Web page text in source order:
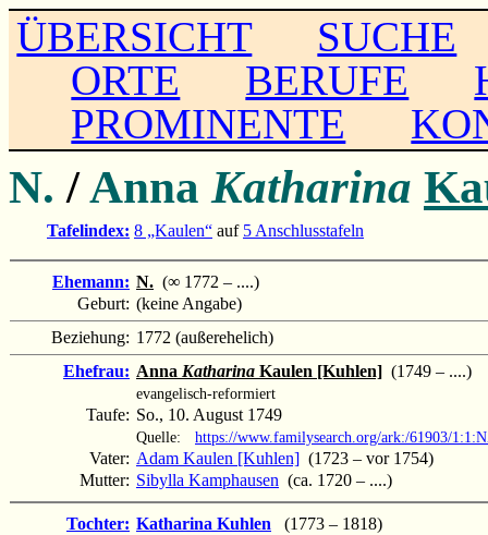
ÜBERSICHT
SUCHE
ORTE
BERUFE
PROMINENTE
N. /Anna Katharina
Tafelindex: 8 „Kaulen“ auf 5 Anschlusstafeln
Ehemann: N. (∞ 1772 – ....)
Geburt: (keine Angabe)
Beziehung: 1772 (außerehelich)
Ehefrau: Anna Katharina Kaulen [Kuhlen] (1749 – ....)
evangelisch-reformiert
Taufe: So., 10. August 1749
Quelle: https://www.familysearch.org/ark:/61903/
Vater: Adam Kaulen [Kuhlen] (1723 – vor 1754)
Mutter: Sibylla Kamphausen (ca. 1720 – ....)
Tochter: Katharina Kuhlen (1773 – 1818)